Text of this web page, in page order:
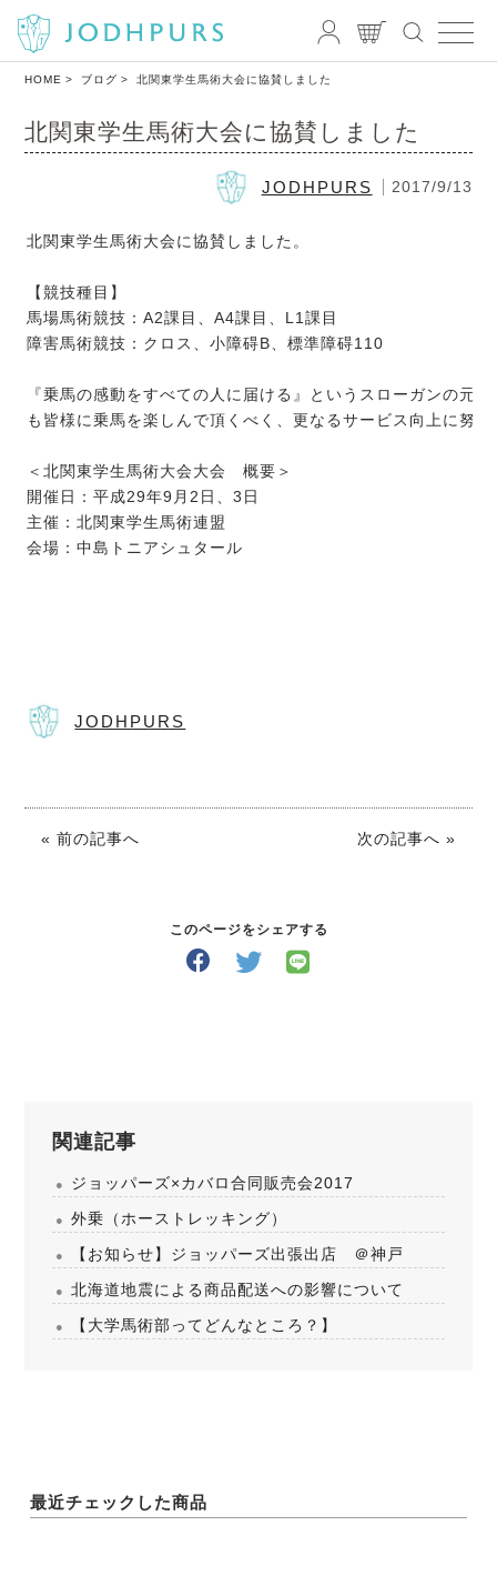
HOME ブログ 北関東学生馬術大会に協賛しました
北関東学生馬術大会に協賛しました
JODHPURS 2017/9/13
北関東学生馬術大会に協賛しました。
【競技種目】
馬場馬術競技：A2課目、A4課目、L1課目
障害馬術競技：クロス、小障碍B、標準障碍110
『乗馬の感動をすべての人に届ける』というスローガンの元
も皆様に乗馬を楽しんで頂くべく、更なるサービス向上に努
＜北関東学生馬術大会大会 概要＞
開催日：平成29年9月2日、3日
主催：北関東学生馬術連盟
会場：中島トニアシュタール
JODHPURS
« 前の記事へ 次の記事へ »
このページをシェアする
関連記事
ジョッパーズ×カバロ合同販売会2017
外乗（ホーストレッキング）
【お知らせ】ジョッパーズ出張出店 ＠神戸
北海道地震による商品配送への影響について
【大学馬術部ってどんなところ？】
最近チェックした商品